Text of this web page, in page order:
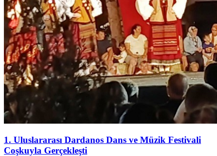
1. Uluslararası Dardanos Dans ve Müzik Festivali
Coşkuyla Gerçekleşti